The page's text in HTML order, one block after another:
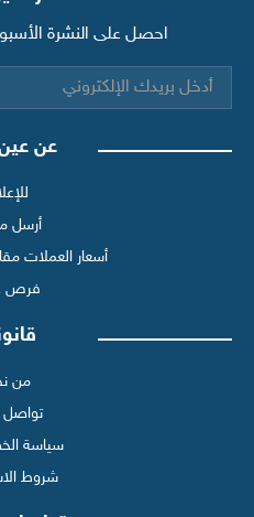
احصل على النشرة
عن عين
أرسل
أسعار العملات
فرص
من
تواصل
سياسة
شروط